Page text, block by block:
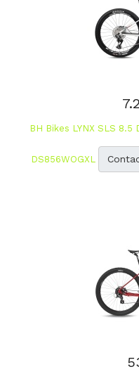
BH Bikes LYNX SLS 8.5
DS856WOGXL